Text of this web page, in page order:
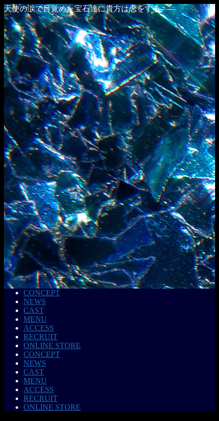
天使の涙で目覚めた宝石達に貴方は恋をする――
CONCEPT
NEWS
CAST
MENU
ACCESS
RECRUIT
ONLINE STORE
CONCEPT
NEWS
CAST
MENU
ACCESS
RECRUIT
ONLINE STORE